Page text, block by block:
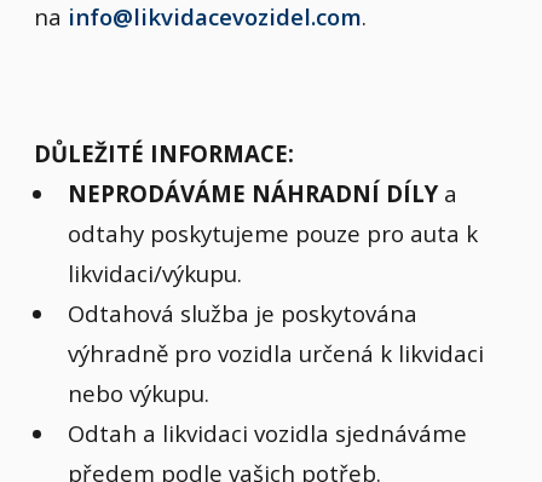
na info@likvidacevozidel.com.
DŮLEŽITÉ INFORMACE:
NEPRODÁVÁME NÁHRADNÍ DÍLYa
odtahy poskytujeme pouze pro auta k
likvidaci/výkupu.
Odtahová služba je poskytována
výhradně pro vozidla určená k likvidaci
nebo výkupu.
Odtah a likvidaci vozidla sjednáváme
předem podle vašich potřeb.